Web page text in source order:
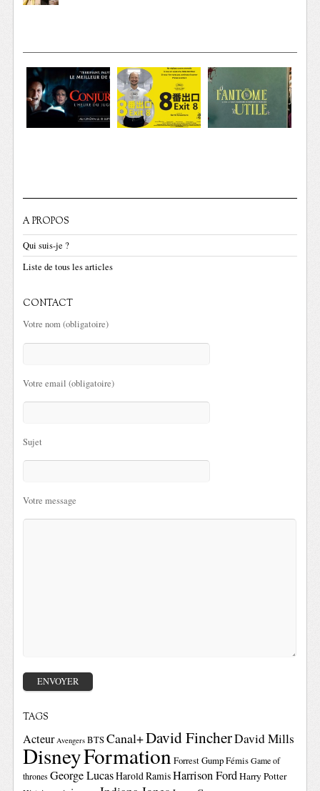
A PROPOS
Qui suis-je ?
Liste de tous les articles
CONTACT
Votre nom (obligatoire)
Votre email (obligatoire)
Sujet
Votre message
TAGS
Acteur Avengers BTSCanal+David FincherDavid Mills
DisneyFormationForrest GumpFémis Game of
thrones George LucasHarold RamisHarrison FordHarry Potter